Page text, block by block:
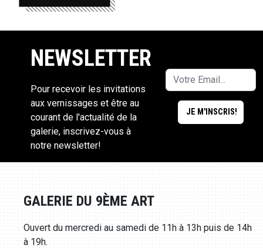
NEWSLETTER
Pour recevoir les invitations
aux vernissages et être au
courant de l'actualité de la
galerie, inscrivez-vous à
notre newsletter!
GALERIE DU 9ÈME ART
Ouvert du mercredi au samedi de 11h à 13h puis de 14h
à 19h.